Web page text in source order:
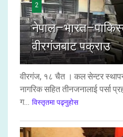
2
वीरगंजबाट पक्राउ
वीरगंज, १८ चैत । कल सेन्टर स्थापना
नागरिक सहित तीनजनालाई पर्सा
ग...
विस्तृतमा पढ्नुहोस